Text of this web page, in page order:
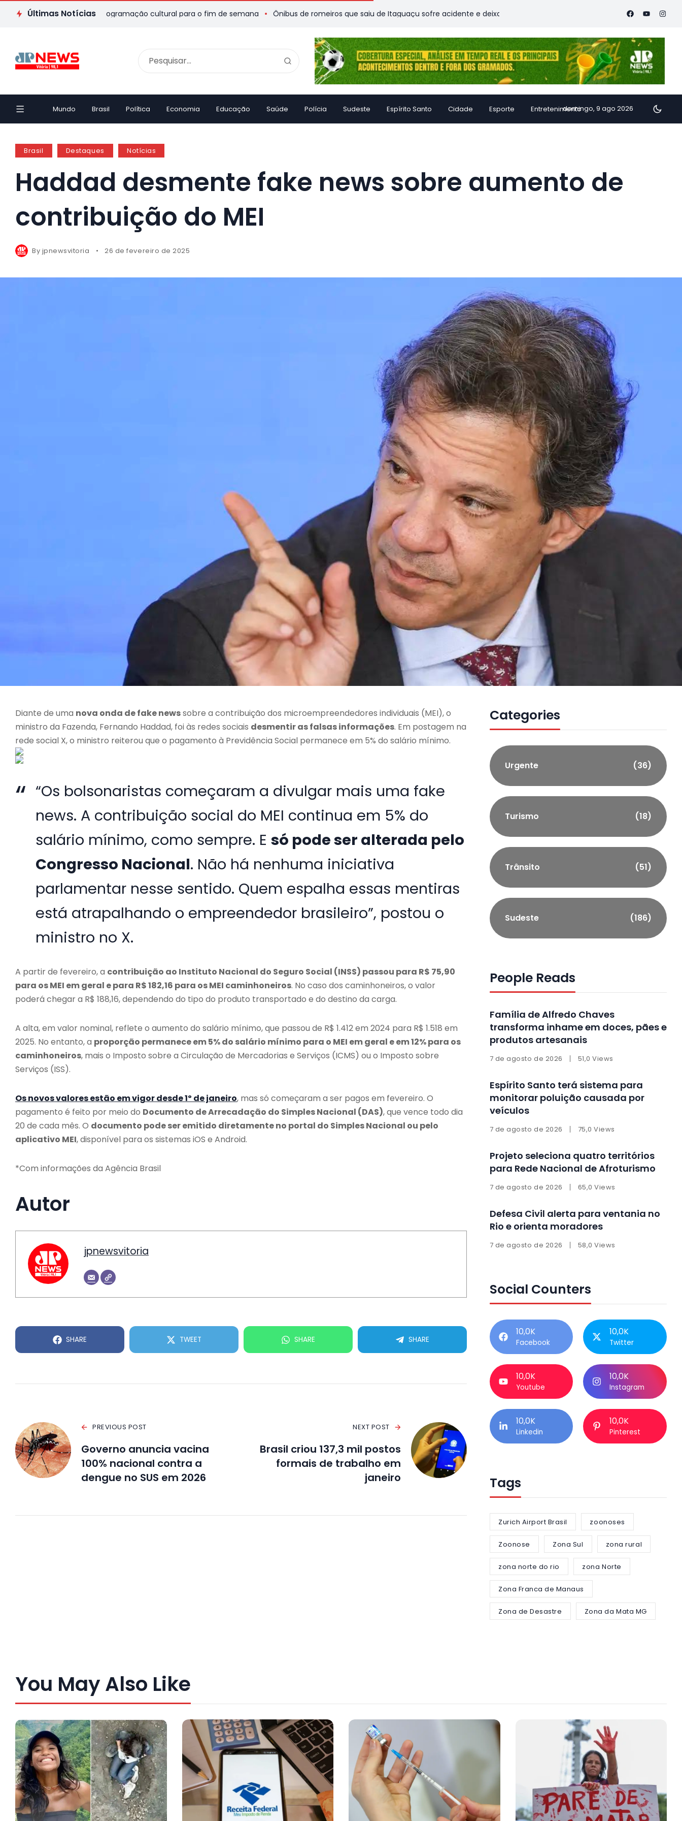
Últimas Notícias
ES: veja passeios e programação cultural para o fim de semana Ônibus de romeiros que saiu de Itaguaçu sofre acidente e deixa vítimas Família de Alfredo Chaves transforma
Mundo Brasil Política Economia Educação Saúde Polícia Sudeste Espírito Santo Cidade Esporte Entretenimentodomingo, 9 ago 2026
Brasil Destaques Notícias
Haddad desmente fake news sobre aumento de
contribuição do MEI
By jpnewsvitoria 26 de fevereiro de 2025
Diante de uma nova onda de fake newssobre a contribuição dos microempreendedores individuais (MEI), o
ministro da Fazenda, Fernando Haddad, foi às redes sociais desmentir as falsas informações. Em postagem na
rede social X, o ministro reiterou que o pagamento à Previdência Social permanece em 5% do salário mínimo.
“Os bolsonaristas começaram a divulgar mais uma fake
news. A contribuição social do MEI continua em 5% do
salário mínimo, como sempre. Esó pode ser alterada pelo
Congresso Nacional. Não há nenhuma iniciativa
parlamentar nesse sentido. Quem espalha essas mentiras
está atrapalhando o empreendedor brasileiro”, postou o
ministro no X.
A partir de fevereiro, a contribuição ao Instituto Nacional do Seguro Social (INSS) passou para R$ 75,90
para os MEI em geral e para R$ 182,16 para os MEI caminhoneiros. No caso dos caminhoneiros, o valor
poderá chegar a R$ 188,16, dependendo do tipo do produto transportado e do destino da carga.
A alta, em valor nominal, reflete o aumento do salário mínimo, que passou de R$ 1.412 em 2024 para R$ 1.518 em
2025. No entanto, a proporção permanece em 5% do salário mínimo para o MEI em geral e em 12% para os
caminhoneiros, mais o Imposto sobre a Circulação de Mercadorias e Serviços (ICMS) ou o Imposto sobre
Serviços (ISS).
Os novos valores estão em vigor desde 1º de janeiro, mas só começaram a ser pagos em fevereiro. O
pagamento é feito por meio do Documento de Arrecadação do Simples Nacional (DAS), que vence todo dia
20 de cada mês. O documento pode ser emitido diretamente no portal do Simples Nacional ou pelo
aplicativo MEI, disponível para os sistemas iOS e Android.
*Com informações da Agência Brasil
Autor
jpnewsvitoria
SHARE TWEET SHARE SHARE
PREVIOUS POST
Governo anuncia vacina
100% nacional contra a
dengue no SUS em 2026
NEXT POST
Brasil criou 137,3 mil postos
formais de trabalho em
janeiro
Categories
Urgente (36)
Turismo (18)
Trânsito (51)
Sudeste (186)
People Reads
Família de Alfredo Chaves
transforma inhame em doces, pães e
produtos artesanais
7 de agosto de 2026 51,0 Views
Espírito Santo terá sistema para
monitorar poluição causada por
veículos
7 de agosto de 2026 75,0 Views
Projeto seleciona quatro territórios
para Rede Nacional de Afroturismo
7 de agosto de 2026 65,0 Views
Defesa Civil alerta para ventania no
Rio e orienta moradores
7 de agosto de 2026 58,0 Views
Social Counters
10,0K
Facebook
10,0K
Twitter
10,0K
Youtube
10,0K
Instagram
10,0K
Linkedin
10,0K
Pinterest
Tags
Zurich Airport Brasil zoonoses
Zoonose Zona Sul zona rural
zona norte do rio zona Norte
Zona Franca de Manaus
Zona de Desastre Zona da Mata MG
You May Also Like